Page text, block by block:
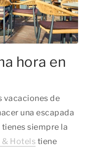
hora en
vacaciones de
una escapada
siempre la
& Hotels tiene